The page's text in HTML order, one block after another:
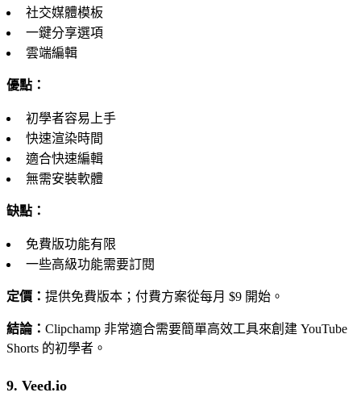
社交媒體模板
一鍵分享選項
雲端編輯
優點：
初學者容易上手
快速渲染時間
適合快速編輯
無需安裝軟體
缺點：
免費版功能有限
一些高級功能需要訂閱
定價： 提供免費版本；付費方案從每月 $9 開始。
結論： Clipchamp 非常適合需要簡單高效工具來創建 YouTube
Shorts 的初學者。
9. Veed.io